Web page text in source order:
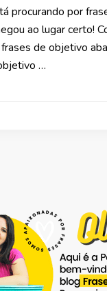
procurando por
ao lugar certo!
de objetivo
…